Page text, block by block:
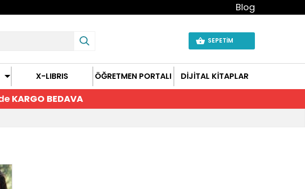
Blog
SEPETİM
X-LIBRIS ÖĞRETMEN PORTALI DİJİTAL KİTAPLAR
KARGO BEDAVA